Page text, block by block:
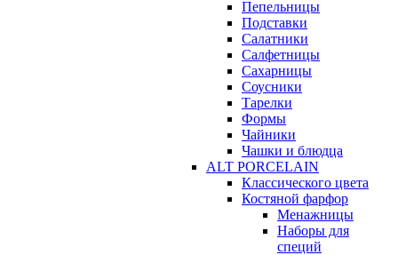
Пепельницы
Подставки
Салатники
Салфетницы
Сахарницы
Соусники
Тарелки
Формы
Чайники
Чашки и блюдца
ALT PORCELAIN
Классического цвета
Костяной фарфор
Менажницы
Наборы для
специй